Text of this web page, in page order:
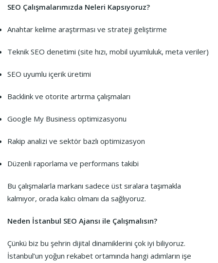
SEO Çalışmalarımızda Neleri Kapsıyoruz?
Anahtar kelime araştırması ve strateji geliştirme
Teknik SEO denetimi (site hızı, mobil uyumluluk, meta veriler)
SEO uyumlu içerik üretimi
Backlink ve otorite artırma çalışmaları
Google My Business optimizasyonu
Rakip analizi ve sektör bazlı optimizasyon
Düzenli raporlama ve performans takibi
Bu çalışmalarla markanı sadece üst sıralara taşımakla
kalmıyor, orada kalıcı olmanı da sağlıyoruz.
Neden İstanbul SEO Ajansı ile Çalışmalısın?
Çünkü biz bu şehrin dijital dinamiklerini çok iyi biliyoruz.
İstanbul’un yoğun rekabet ortamında hangi adımların işe